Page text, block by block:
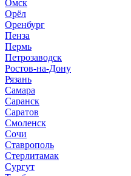
Омск
Орёл
Оренбург
Пенза
Пермь
Петрозаводск
Ростов-на-Дону
Рязань
Самара
Саранск
Саратов
Смоленск
Сочи
Ставрополь
Стерлитамак
Сургут